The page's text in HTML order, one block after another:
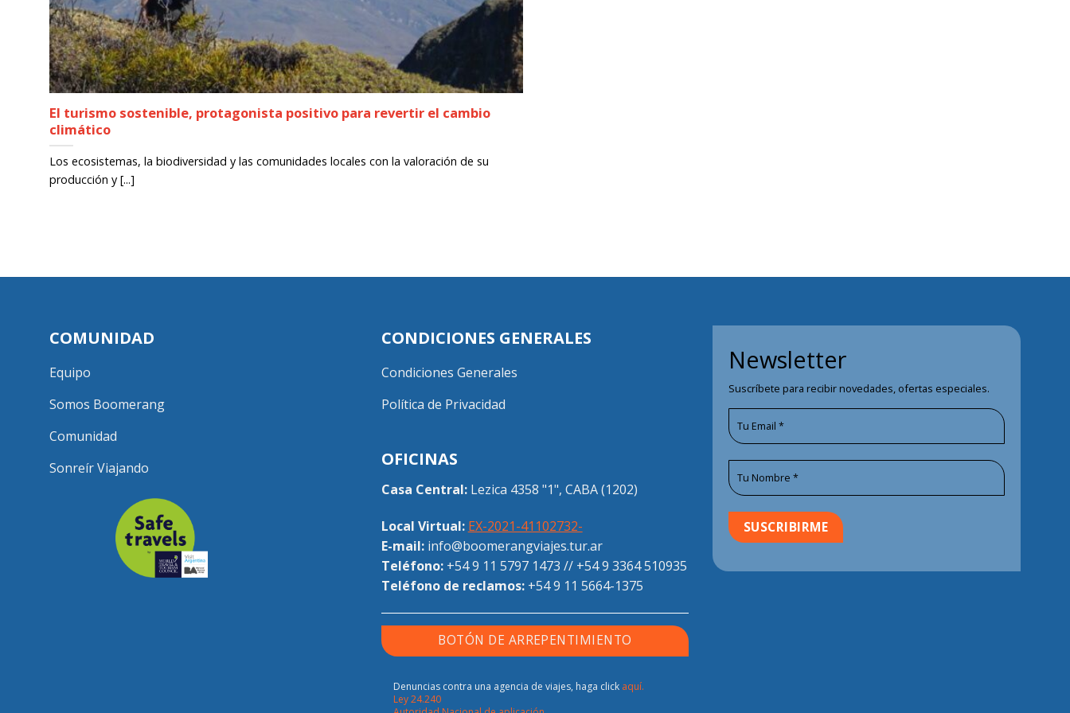
El turismo sostenible, protagonista positivo para revertir el cambio
climático
Los ecosistemas, la biodiversidad y las comunidades locales con la valoración de su
producción y [...]
COMUNIDAD
Equipo
Somos Boomerang
Comunidad
Sonreír Viajando
CONDICIONES GENERALES
Condiciones Generales
Política de Privacidad
OFICINAS
Casa Central:Lezica 4358 "1", CABA (1202)
Local Virtual: EX-2021-41102732-
E-mail:info@boomerangviajes.tur.ar
Teléfono: +54 9 11 5797 1473 // +54 9 3364 510935
Teléfono de reclamos: +54 9 11 5664-1375
BOTÓN DE ARREPENTIMIENTO
Denuncias contra una agencia de viajes, haga click aquí.
Ley 24.240
Newsletter
Suscríbete para recibir novedades, ofertas especiales.